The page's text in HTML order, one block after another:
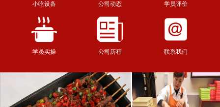
小吃设备 公司动态 学员评价
学员实操 公司历程 联系我们